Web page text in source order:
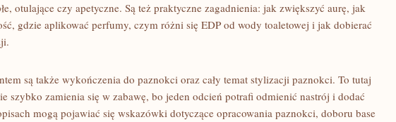
otulające czy apetyczne. Są też praktyczne zagadnienia: jak zwiększyć aurę, jak
gdzie aplikować perfumy, czym różni się EDP od wody toaletowej i jak dobierać
są także wykończenia do paznokci oraz cały temat stylizacji paznokci. To tutaj
szybko zamienia się w zabawę, bo jeden odcień potrafi odmienić nastrój i dodać
mogą pojawiać się wskazówki dotyczące opracowania paznokci, doboru base